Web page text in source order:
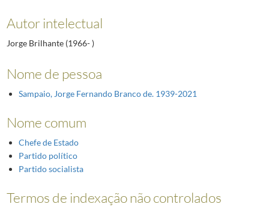
Autor intelectual
Jorge Brilhante (1966- )
Nome de pessoa
Sampaio, Jorge Fernando Branco de. 1939-2021
Nome comum
Chefe de Estado
Partido político
Partido socialista
Termos de indexação não controlados